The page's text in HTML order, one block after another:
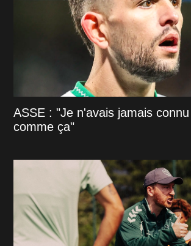
ASSE : "Je n'avais jamais
comme ça"